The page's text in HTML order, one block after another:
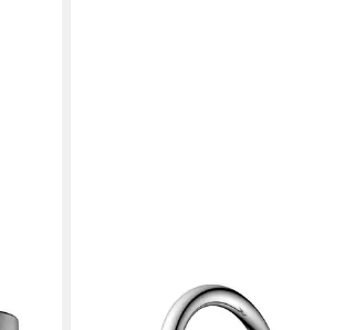
WASSERWERK
Waschtischarmatur WT 14 inkl.